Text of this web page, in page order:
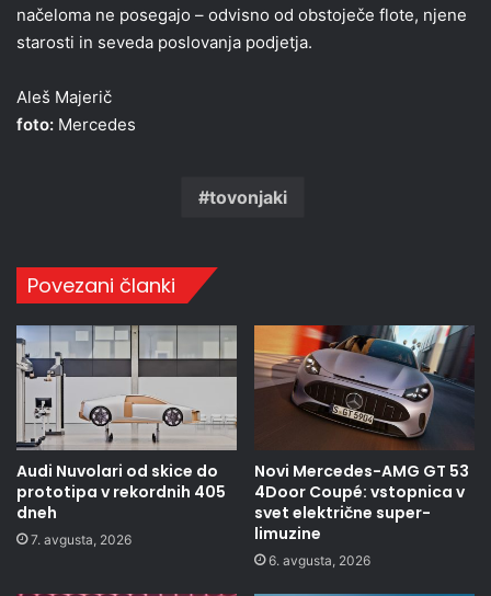
načeloma ne posegajo – odvisno od obstoječe flote, njene
starosti in seveda poslovanja podjetja.
Aleš Majerič
foto: Mercedes
tovonjaki
Povezani članki
Audi Nuvolari od skice do
prototipa v rekordnih 405
dneh
7. avgusta, 2026
Novi Mercedes-AMG GT 53
4Door Coupé: vstopnica v
svet električne super-
limuzine
6. avgusta, 2026